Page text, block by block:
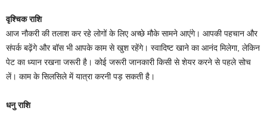
वृश्चिक राशि
आज नौकरी की तलाश कर रहे लोगों के लिए अच्छे मौके सामने आएंगे। आपकी पहचान और
संपर्क बढ़ेंगे और बॉस भी आपके काम से खुश रहेंगे। स्वादिष्ट खाने का आनंद मिलेगा, लेकिन
पेट का ध्यान रखना जरूरी है। कोई जरूरी जानकारी किसी से शेयर करने से पहले सोच
लें। काम के सिलसिले में यात्रा करनी पड़ सकती है।
धनु राशि